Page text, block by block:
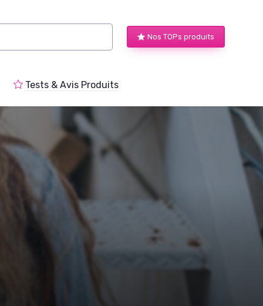
Nos TOPs produits
Tests & Avis Produits